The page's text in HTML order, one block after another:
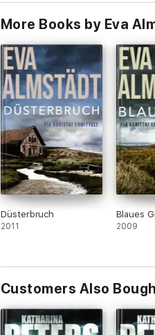
More Books by Eva
Düsterbruch
2011
Blaues
2009
Customers Also